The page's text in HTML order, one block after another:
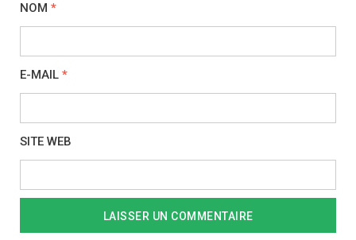
NOM *
E-MAIL *
SITE WEB